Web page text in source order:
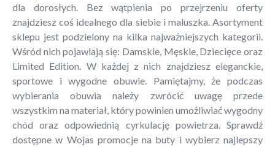
dla dorosłych. Bez wątpienia po przejrzeniu oferty
znajdziesz coś idealnego dla siebie i maluszka. Asortyment
sklepu jest podzielony na kilka najważniejszych kategorii.
Wśród nich pojawiają się: Damskie, Męskie, Dziecięce oraz
Limited Edition. W każdej z nich znajdziesz eleganckie,
sportowe i wygodne obuwie. Pamiętajmy, że podczas
wybierania obuwia należy zwrócić uwagę przede
wszystkim na materiał, który powinien umożliwiać wygodny
chód oraz odpowiednią cyrkulację powietrza. Sprawdź
dostępne w Wojas promocje na buty i wybierz najlepszy